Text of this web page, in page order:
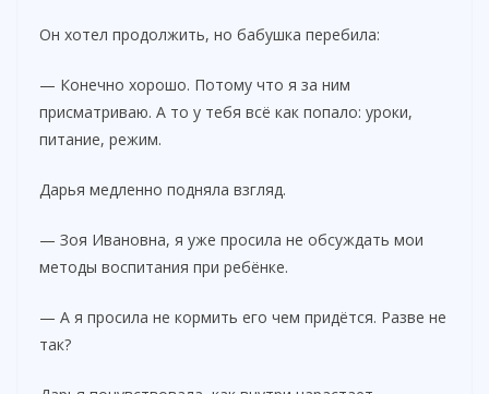
Он хотел продолжить, но бабушка перебила:
— Конечно хорошо. Потому что я за ним
присматриваю. А то у тебя всё как попало: уроки,
питание, режим.
Дарья медленно подняла взгляд.
— Зоя Ивановна, я уже просила не обсуждать мои
методы воспитания при ребёнке.
— А я просила не кормить его чем придётся. Разве не
так?